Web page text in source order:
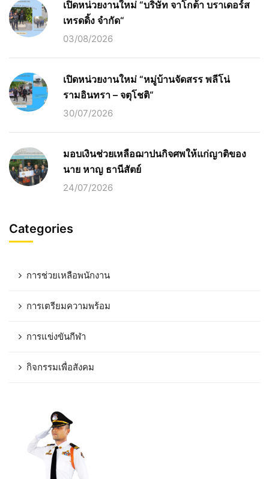
เปิดหน่วยงานใหม่ “บริษัท จาโกต้า บราเดอร์ส
เทรดดิ้ง จำกัด“
03/08/2026
เปิดหน่วยงานใหม่ “หมู่บ้านจัดสรร พลีโน่
รามอินทรา – จตุโชติ“
30/07/2026
มอบเงินช่วยเหลือฌาปนกิจศพให้แก่ญาติของ
นาย หาญ ธานีสัตย์
24/07/2026
Categories
การช่วยเหลือพนักงาน
การเตรียมความพร้อม
การแข่งขันกีฬา
กิจกรรมเพื่อสังคม